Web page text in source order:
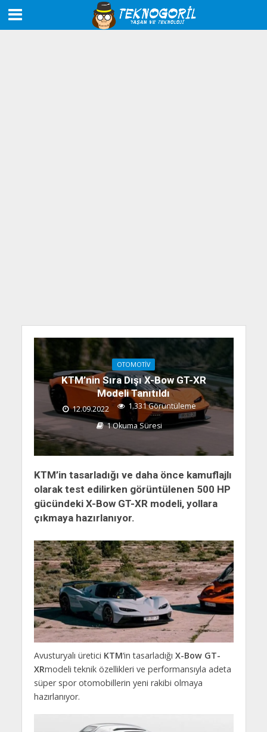
OTOMOTIV
KTM’nin Sıra Dışı X-Bow GT-XR
Modeli Tanıtıldı
12.09.2022
1.331 Görüntüleme
1 Okuma Süresi
KTM’in tasarladığı ve daha önce kamuflajlı
olarak test edilirken görüntülenen 500 HP
gücündeki X-Bow GT-XR modeli, yollara
çıkmaya hazırlanıyor.
Avusturyalı üretici KTM‘in tasarladığı X-Bow GT-
XRmodeli teknik özellikleri ve performansıyla adeta
süper spor otomobillerin yeni rakibi olmaya
hazırlanıyor.